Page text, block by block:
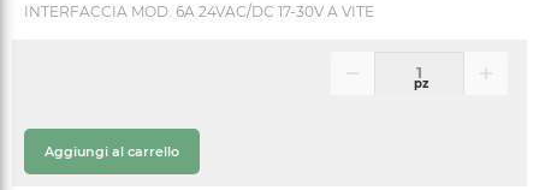
INTERFACCIA MOD. 6A 24VAC/DC 17-30V A VITE
pz
Aggiungi al carrello